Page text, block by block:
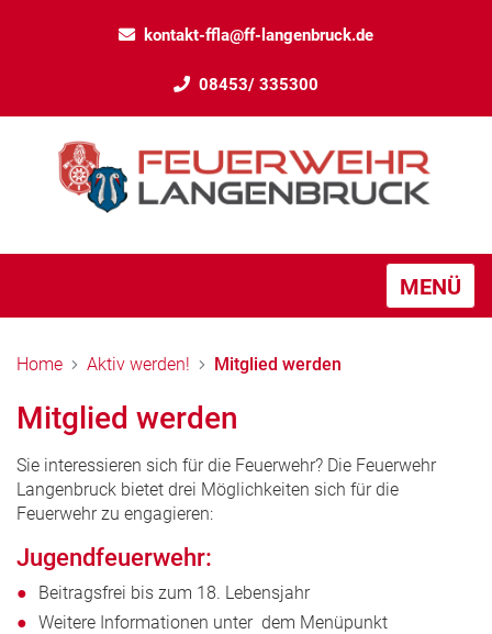
kontakt-ffla@ff-langenbruck.de
08453/ 335300
MENÜ
Home Aktiv werden! Mitglied werden
Mitglied werden
Sie interessieren sich für die Feuerwehr? Die Feuerwehr
Langenbruck bietet drei Möglichkeiten sich für die
Feuerwehr zu engagieren:
Jugendfeuerwehr:
Beitragsfrei bis zum 18. Lebensjahr
Weitere Informationen unter dem Menüpunkt